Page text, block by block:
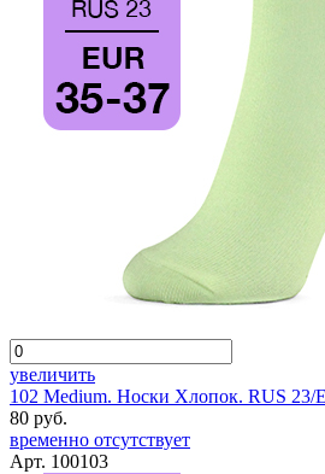
увеличить
102 Medium. Носки Хлопок. RUS 23/
80 руб.
временно отсутствует
Арт. 100103